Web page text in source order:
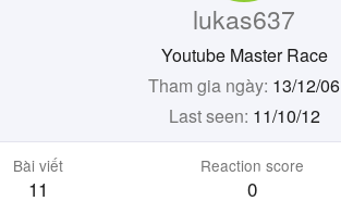
lukas637
Youtube Master Race
Tham gia ngày 13/12/06
Last seen 11/10/12
Bài viết
11
Reaction score
0